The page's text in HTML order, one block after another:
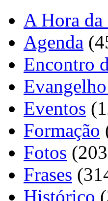
A Hora da
Agenda
Encontro
Eventos
Formação
Fotos
Frases
Histórico